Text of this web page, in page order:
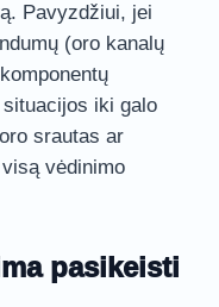
Pavyzdžiui, jei
(oro kanalų
iki galo
srautas ar
vėdinimo
pasikeisti